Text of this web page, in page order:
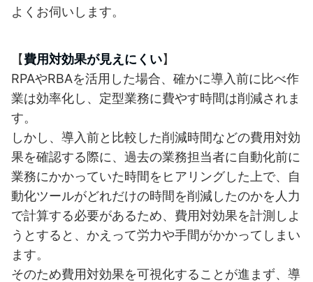
よくお伺いします。
【費用対効果が見えにくい】
RPAやRBAを活用した場合、確かに導入前に比べ作
業は効率化し、定型業務に費やす時間は削減されま
す。
しかし、導入前と比較した削減時間などの費用対効
果を確認する際に、過去の業務担当者に自動化前に
業務にかかっていた時間をヒアリングした上で、自
動化ツールがどれだけの時間を削減したのかを人力
で計算する必要があるため、費用対効果を計測しよ
うとすると、かえって労力や手間がかかってしまい
ます。
そのため費用対効果を可視化することが進まず、導